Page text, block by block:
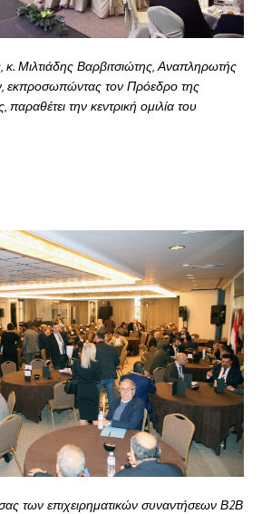
κ. Μιλτιάδης Βαρβιτσιώτης, Αναπληρωτής
εκπροσωπώντας τον Πρόεδρο της
την κεντρική ομιλία του
των επιχειρηματικών συναντήσεων Β2Β